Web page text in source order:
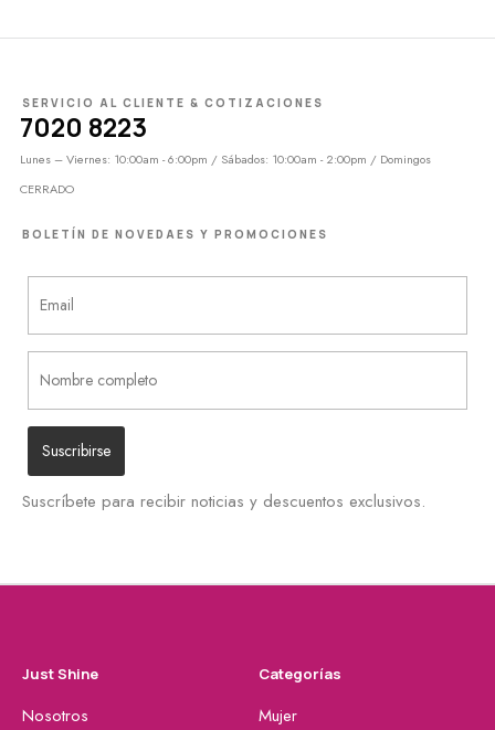
SERVICIO AL CLIENTE & COTIZACIONES
7020 8223
Lunes – Viernes: 10:00am - 6:00pm / Sábados: 10:00am - 2:00pm / Domingos
CERRADO
BOLETÍN DE NOVEDAES Y PROMOCIONES
Suscríbete para recibir noticias y descuentos exclusivos.
Just Shine
Nosotros
Categorías
Mujer